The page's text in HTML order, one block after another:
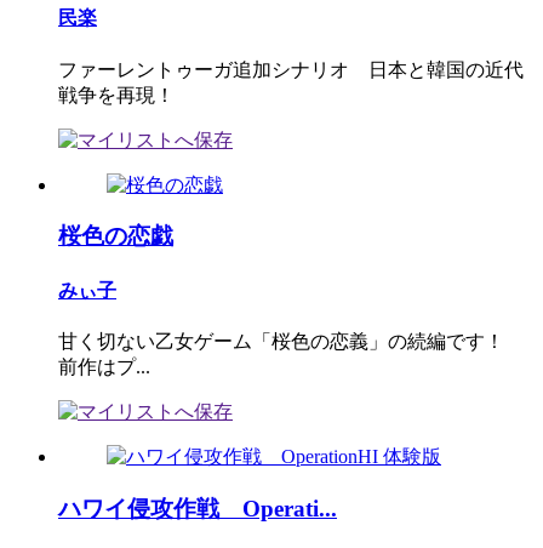
民楽
ファーレントゥーガ追加シナリオ 日本と韓国の近代
戦争を再現！
桜色の恋戯
みぃ子
甘く切ない乙女ゲーム「桜色の恋義」の続編です！
前作はプ...
ハワイ侵攻作戦 Operati...